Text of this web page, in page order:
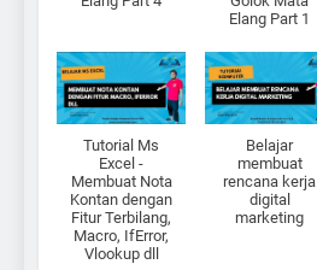
Elang Part 1
Tutorial Ms
Excel -
Membuat Nota
Kontan dengan
Fitur Terbilang,
Macro, IfError,
Vlookup dll
Belajar
membuat
rencana kerja
digital
marketing